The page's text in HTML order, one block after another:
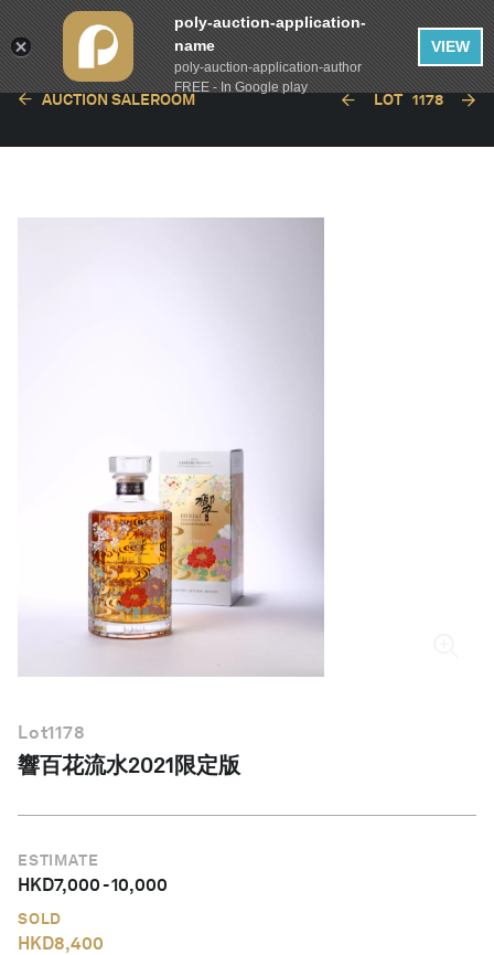
繁體中文
AUCTION SALEROOM LOT 1178
Lot1178
響百花流水2021限定版
ESTIMATE
HKD7,000-10,000
SOLD
HKD8,400
poly-auction-application-
name
poly-auction-application-author
FREE - In Google play
VIEW